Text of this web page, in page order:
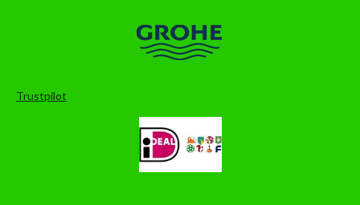
Trustpilot